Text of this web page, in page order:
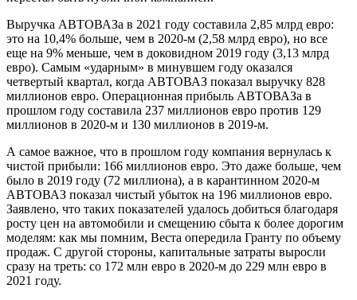
Выручка АВТОВАЗа в 2021 году составила 2,85 млрд евро:
это на 10,4% больше, чем в 2020-м (2,58 млрд евро), но все
еще на 9% меньше, чем в доковидном 2019 году (3,13 млрд
евро). Самым «ударным» в минувшем году оказался
четвертый квартал, когда АВТОВАЗ показал выручку 828
миллионов евро. Операционная прибыль АВТОВАЗа в
прошлом году составила 237 миллионов евро против 129
миллионов в 2020-м и 130 миллионов в 2019-м.
А самое важное, что в прошлом году компания вернулась к
чистой прибыли: 166 миллионов евро. Это даже больше, чем
было в 2019 году (72 миллиона), а в карантинном 2020-м
АВТОВАЗ показал чистый убыток на 196 миллионов евро.
Заявлено, что таких показателей удалось добиться благодаря
росту цен на автомобили и смещению сбыта к более дорогим
моделям: как мы помним, Веста опередила Гранту по объему
продаж. С другой стороны, капитальные затраты выросли
сразу на треть: со 172 млн евро в 2020-м до 229 млн евро в
2021 году.